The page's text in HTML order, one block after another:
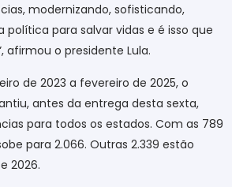
modernizando, sofisticando,
política para salvar vidas e é isso que
afirmou o presidente Lula.
de 2023 a fevereiro de 2025, o
antes da entrega desta sexta,
para todos os estados. Com as 789
para 2.066. Outras 2.339 estão
2026.